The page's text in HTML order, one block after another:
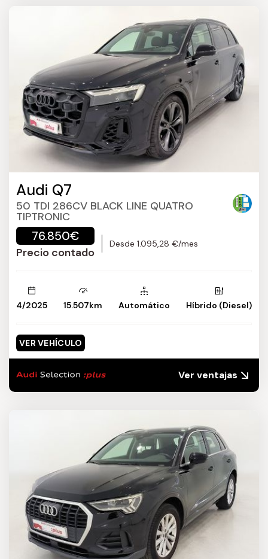
Audi Q7
50 TDI 286CV BLACK LINE QUATRO
TIPTRONIC
76.850€
Precio contado
Desde 1.095,28 €/mes
4/2025 15.507km Automático Híbrido (Diesel)
VER VEHÍCULO
Ver ventajas